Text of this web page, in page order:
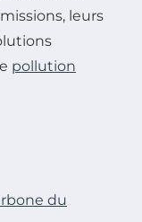
leurs
pollution
du